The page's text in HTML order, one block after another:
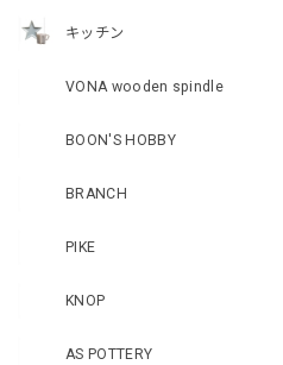
キッチン
VONA wooden spindle
BOON'S HOBBY
BRANCH
PIKE
KNOP
AS POTTERY